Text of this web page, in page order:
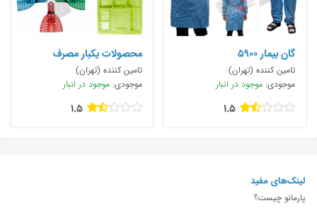
گان بیمار ۵۹۰۰
تامین کننده (تهران)
موجودی: موجود در انبار
1.5
محصولات یکبار مصرف
تامین کننده (تهران)
موجودی: موجود در انبار
1.5
لینک‌های مفید
پارمانو چیست؟